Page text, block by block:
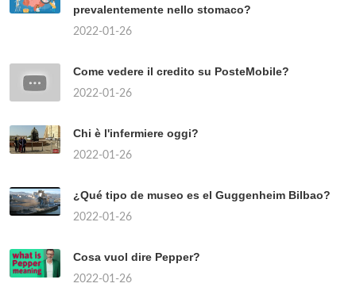
prevalentemente nello stomaco?
2022-01-26
Come vedere il credito su PosteMobile?
2022-01-26
Chi è l'infermiere oggi?
2022-01-26
¿Qué tipo de museo es el Guggenheim Bilbao?
2022-01-26
Cosa vuol dire Pepper?
2022-01-26